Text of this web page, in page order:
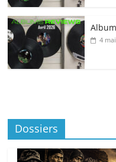
4
Dossiers